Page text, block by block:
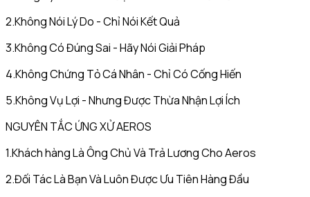
2.Không Nói Lý Do - Chỉ Nói Kết Quả
3.Không Có Đúng Sai - Hãy Nói Giải Pháp
4.Không Chứng Tỏ Cá Nhân - Chỉ Có Cống Hiến
5.Không Vụ Lợi - Nhưng Được Thừa Nhận Lợi Ích
NGUYÊN TẮC ỨNG XỬ AEROS
1.Khách hàng Là Ông Chủ Và Trả Lương Cho Aeros
2.Đối Tác Là Bạn Và Luôn Được Ưu Tiên Hàng Đầu